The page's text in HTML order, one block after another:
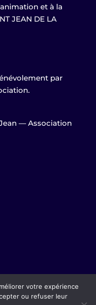
et à la
JEAN DE LA
par
— Association
votre expérience
ou refuser leur